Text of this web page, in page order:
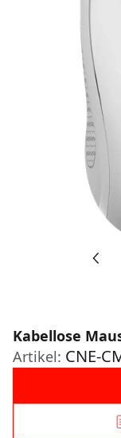
Kabellose
Artikel: CNE-